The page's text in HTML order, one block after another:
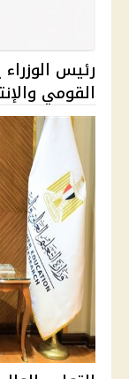
رئيس
القومي